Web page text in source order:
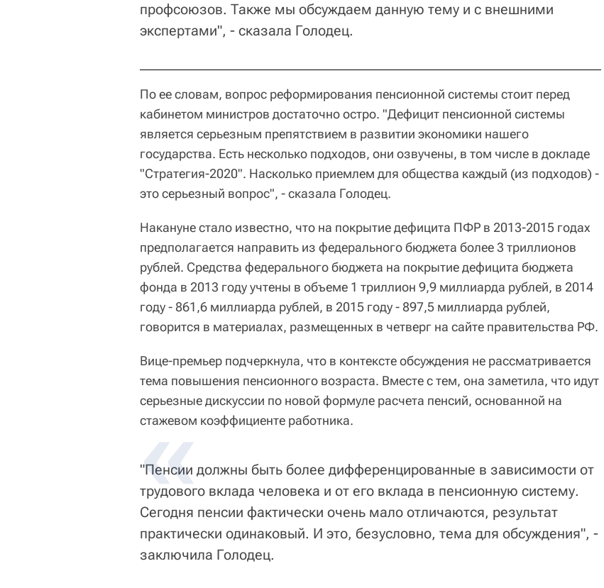
профсоюзов. Также мы обсуждаем данную тему и с внешними
экспертами", - сказала Голодец.
По ее словам, вопрос реформирования пенсионной системы стоит перед
кабинетом министров достаточно остро. "Дефицит пенсионной системы
является серьезным препятствием в развитии экономики нашего
государства. Есть несколько подходов, они озвучены, в том числе в докладе
"Стратегия-2020". Насколько приемлем для общества каждый (из подходов) -
это серьезный вопрос", - сказала Голодец.
Накануне стало известно, что на покрытие дефицита ПФР в 2013-2015 годах
предполагается направить из федерального бюджета более 3 триллионов
рублей. Средства федерального бюджета на покрытие дефицита бюджета
фонда в 2013 году учтены в объеме 1 триллион 9,9 миллиарда рублей, в 2014
году - 861,6 миллиарда рублей, в 2015 году - 897,5 миллиарда рублей,
говорится в материалах, размещенных в четверг на сайте правительства РФ.
Вице-премьер подчеркнула, что в контексте обсуждения не рассматривается
тема повышения пенсионного возраста. Вместе с тем, она заметила, что идут
серьезные дискуссии по новой формуле расчета пенсий, основанной на
стажевом коэффициенте работника.
"Пенсии должны быть более дифференцированные в зависимости от
трудового вклада человека и от его вклада в пенсионную систему.
Сегодня пенсии фактически очень мало отличаются, результат
практически одинаковый. И это, безусловно, тема для обсуждения", -
заключила Голодец.